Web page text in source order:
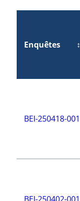
Enquêtes ↕
BEI-250418-001